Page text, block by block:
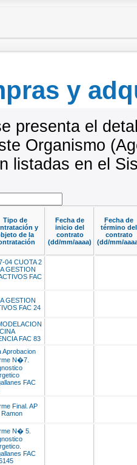
y
presenta el
Organismo
listadas en el
Tipo de
y
de la
Fecha de
inicio del
contrato
(dd/mm/aaaa)
Fecha de
término del
contrato
(dd/mm/
04 CUOTA 2
GESTION
FAC
GESTION
FAC 24
FAC 83
Aprobacion
N�7.
FAC
Final. AP
Ramon
N� 5.
FAC